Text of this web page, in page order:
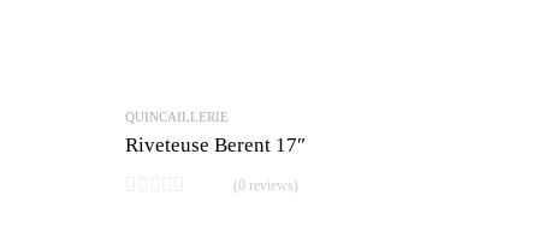
QUINCAILLERIE
Riveteuse Berent 17″
(0 reviews)